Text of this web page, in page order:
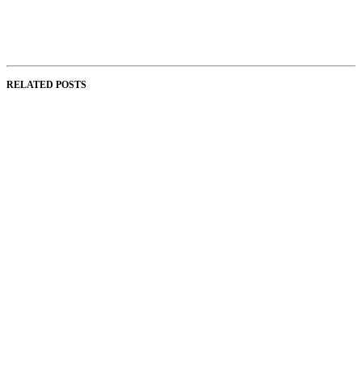
RELATED POSTS